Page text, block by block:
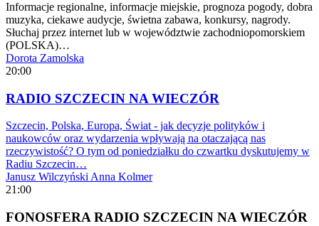
Informacje regionalne, informacje miejskie, prognoza pogody, dobra
muzyka, ciekawe audycje, świetna zabawa, konkursy, nagrody.
Słuchaj przez internet lub w województwie zachodniopomorskiem
(POLSKA)…
Dorota Zamolska
20:00
RADIO SZCZECIN NA WIECZÓR
Szczecin, Polska, Europa, Świat - jak decyzje polityków i
naukowców oraz wydarzenia wpływają na otaczającą nas
rzeczywistość? O tym od poniedziałku do czwartku dyskutujemy w
Radiu Szczecin…
Janusz WilczyńskiAnna Kolmer
21:00
FONOSFERA RADIO SZCZECIN NA WIECZÓR